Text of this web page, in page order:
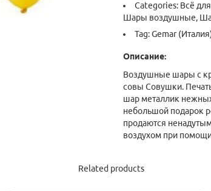
Categories: Всё
Шары воздушные,
Tag:Gemar
Описание:
Воздушные шары с
совы Совушки.
шар металлик
небольшой подарок
продаются
воздухом при помощи
Related products